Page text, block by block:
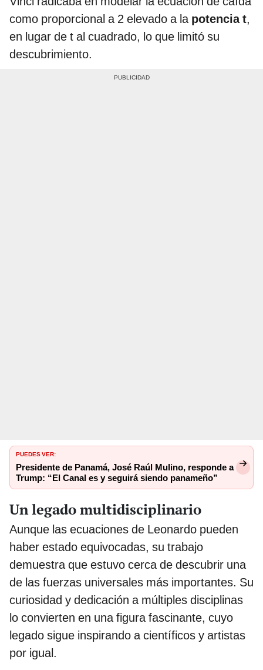
como proporcional a 2 elevado a la potencia t,
en lugar de t al cuadrado, lo que limitó su
descubrimiento.
PUEDES VER:
Presidente de Panamá, José Raúl Mulino, responde a
Trump: “El Canal es y seguirá siendo panameño”
Un legado multidisciplinario
Aunque las ecuaciones de Leonardo pueden
haber estado equivocadas, su trabajo
demuestra que estuvo cerca de descubrir una
de las fuerzas universales más importantes. Su
curiosidad y dedicación a múltiples disciplinas
lo convierten en una figura fascinante, cuyo
legado sigue inspirando a científicos y artistas
por igual.